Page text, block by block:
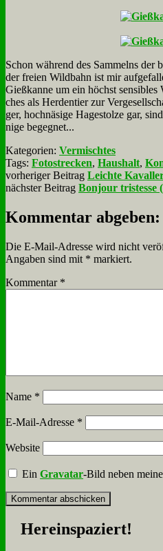
Schon wäh­rend des Sam­melns der
der frei­en Wild­bahn ist mir
Gieß­kan­ne um ein höchst
ches als Her­den­tier zur
ger, hoch­nä­si­ge Ha­ge­stol­ze gar,
ni­ge be­geg­net...
Kategorien: Vermischtes
Tags: Fotostrecken, Haushalt,
vorheriger Beitrag Leichte
nächster Beitrag Bonjour tristesse
Kommentar abgeben:
Die E-Mail-Adresse wird nicht
Angaben sind mit * markiert.
Kommentar *
Name *
E-Mail-Adresse *
Website
EinGravatar-Bild neben
Her­ein­spa­ziert!